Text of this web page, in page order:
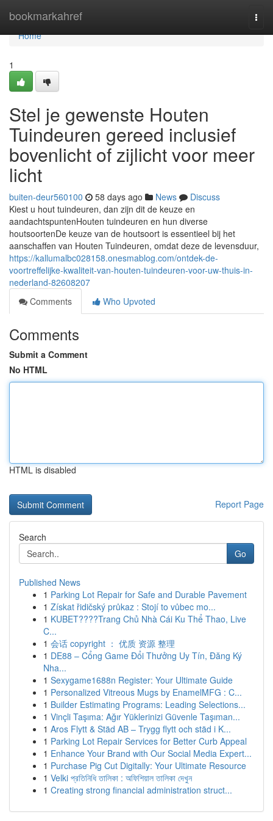
bookmarkahref
Home
Home
1
Stel je gewenste Houten
Tuindeuren gereed inclusief
bovenlicht of zijlicht voor meer
licht
buiten-deur560100 58 days ago News
Discuss
Kiest u hout tuindeuren, dan zijn dit de keuze en
aandachtspuntenHouten tuindeuren en hun diverse
houtsoortenDe keuze van de houtsoort is essentieel bij het
aanschaffen van Houten Tuindeuren, omdat deze de levensduur,
https://kallumalbc028158.onesmablog.com/ontdek-de-
voortreffelijke-kwaliteit-van-houten-tuindeuren-voor-uw-thuis-in-
nederland-82608207
Comments
Who Upvoted
Comments
Submit a Comment
No HTML
HTML is disabled
Report Page
Search
Go
Published News
1 Parking Lot Repair for Safe and Durable Pavement
1 Získat řidičský průkaz : Stojí to vůbec mo...
1 KUBET????️Trang Chủ Nhà Cái Ku Thể Thao, Live
C...
1 会话 copyright ： 优质 资源 整理
1 DE88 – Cổng Game Đổi Thưởng Uy Tín, Đăng Ký
Nha...
1 Sexygame1688n Register: Your Ultimate Guide
1 Personalized Vitreous Mugs by EnamelMFG : C...
1 Builder Estimating Programs: Leading Selections...
1 Vinçli Taşıma: Ağır Yüklerinizi Güvenle Taşıman...
1 Aros Flytt & Städ AB – Trygg flytt och städ i K...
1 Parking Lot Repair Services for Better Curb Appeal
1 Enhance Your Brand with Our Social Media Expert...
1 Purchase Pig Cut Digitally: Your Ultimate Resource
1 Velki প্রতিনিধি তালিকা : অফিশিয়াল তালিকা দেখুন
1 Creating strong financial administration struct...